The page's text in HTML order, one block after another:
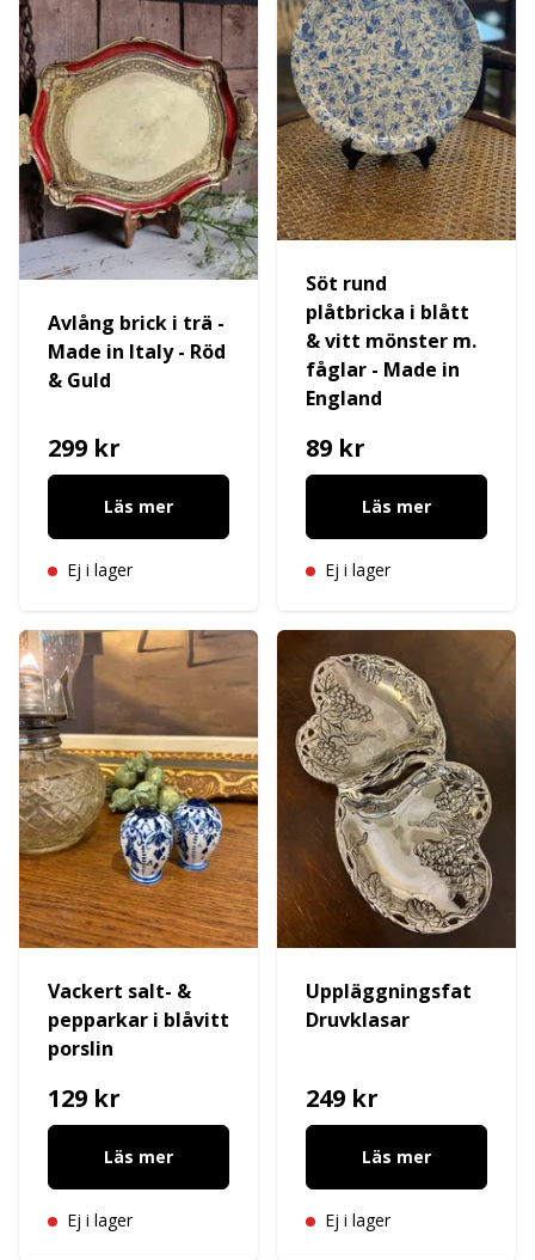
Avlång brick i trä -
Made in Italy - Röd
& Guld
299 kr
Läs mer
Ej i lager
Söt rund
plåtbricka i blått
& vitt mönster m.
fåglar - Made in
England
89 kr
Läs mer
Ej i lager
Vackert salt- &
pepparkar i blåvitt
porslin
129 kr
Läs mer
Ej i lager
Uppläggningsfat
Druvklasar
249 kr
Läs mer
Ej i lager